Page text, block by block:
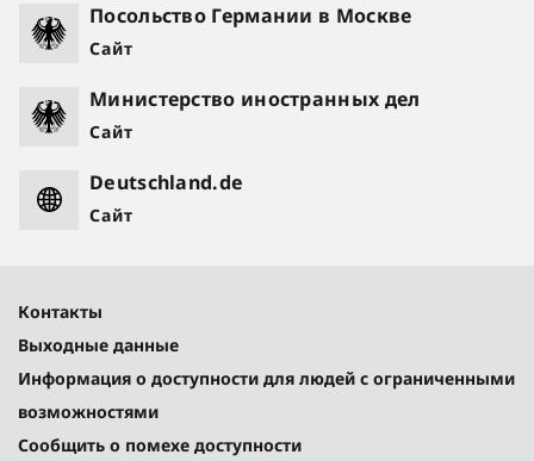
Посольство Германии в Москве
Сайт
Министерство иностранных дел
Сайт
Deutschland.de
Сайт
Контакты
Выходные данные
Информация о доступности для людей с ограниченными
возможностями
Сообщить о помехе доступности